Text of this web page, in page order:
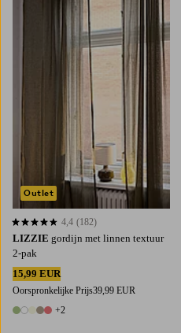
LIZZIE gordijn met linnen textuur
2-pak
15,99 EUR
Oorspronkelijke Prijs39,99 EUR
7 kleuren
+2
4,4 op basis van 182 beoordelingen
4,4 (182)
Outlet